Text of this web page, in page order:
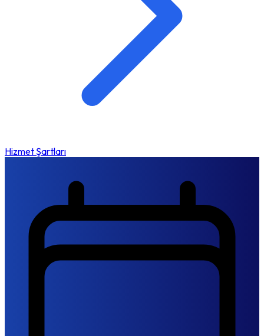
Hizmet Şartları